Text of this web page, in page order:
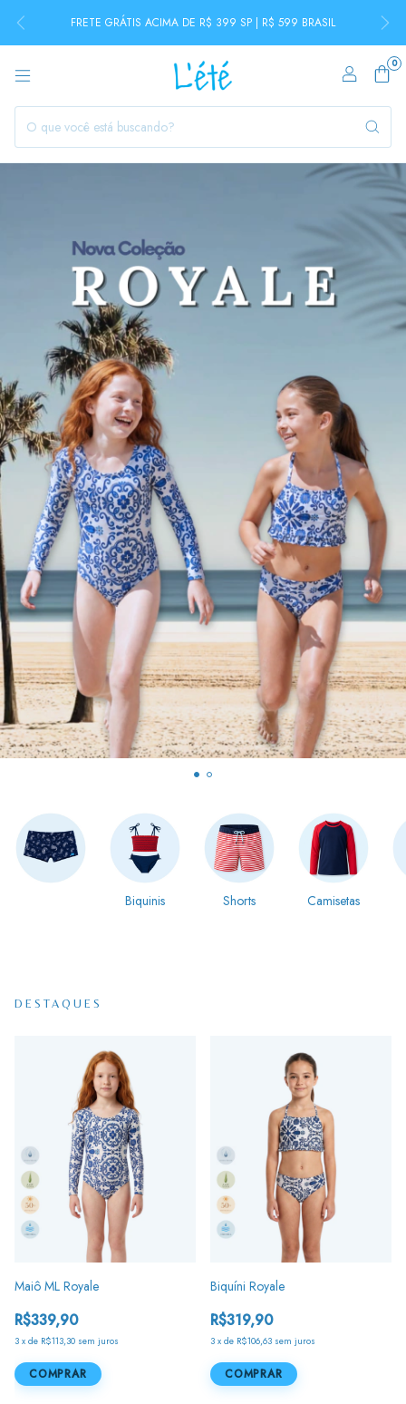
FRETE GRÁTIS ACIMA DE R$ 399 SP | R$ 599 BRASIL
0
Biquinis Shorts Camisetas
DESTAQUES
Maiô ML Royale
R$339,90
3 x de R$113,30 sem juros
COMPRAR
Biquíni Royale
R$319,90
3 x de R$106,63 sem juros
COMPRAR